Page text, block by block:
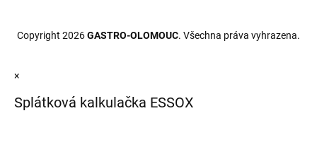
Copyright 2026GASTRO-OLOMOUC. Všechna práva vyhrazena.
×
Splátková kalkulačka ESSOX